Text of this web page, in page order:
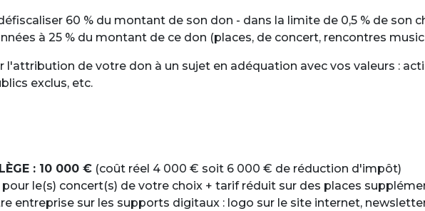
60 % du montant de son don - dans la limite de 0,5 % de son
à 25 % du montant de ce don (places, de concert, rencontres
l'attribution de votre don à un sujet en adéquation avec vos valeurs :
exclus, etc.
: 10 000 € (coût réel 4 000 € soit 6 000 € de réduction d'impôt)
pour le(s) concert(s) de votre choix + tarif réduit sur des places
entreprise sur les supports digitaux : logo sur le site internet,